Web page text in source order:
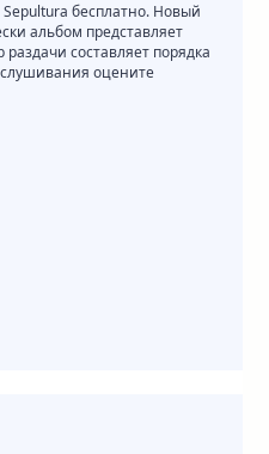
Sepultura бесплатно. Новый
альбом представляет
составляет порядка
оцените